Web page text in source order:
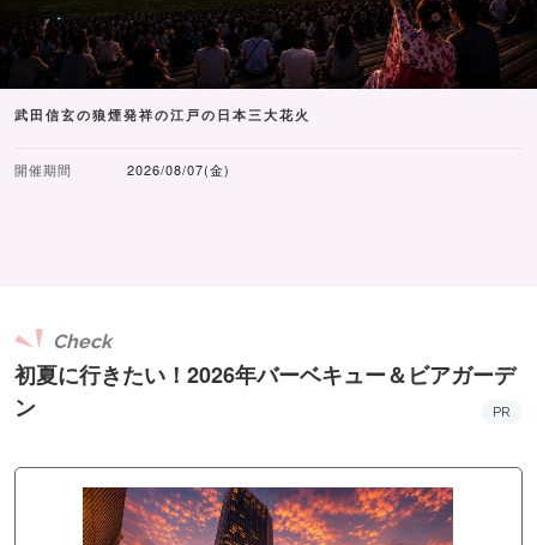
武田信玄の狼煙発祥の江戸の日本三大花火
開催期間 2026/08/07(金)
初夏に行きたい！2026年バーベキュー＆ビアガーデ
ン
Check
PR